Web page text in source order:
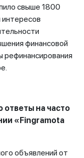
свыше 1800
финансовой
рефинансирования
на часто
«Fingramota
объявлений от